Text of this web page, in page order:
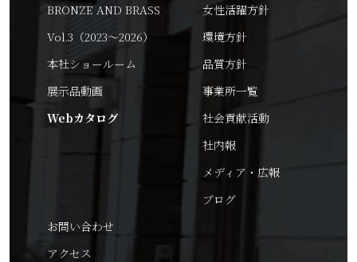
BRONZE AND BRASS
Vol.3（2023～2026）
本社ショールーム
展示品動画
Webカタログ
女性活躍方針
環境方針
品質方針
事業所一覧
社会貢献活動
社内報
メディア・広報
ブログ
お問い合わせ
アクセス